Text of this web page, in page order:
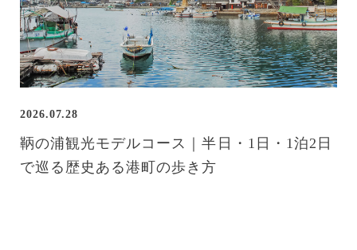
2026.07.28
鞆の浦観光モデルコース｜半日・1日・1泊2日
で巡る歴史ある港町の歩き方